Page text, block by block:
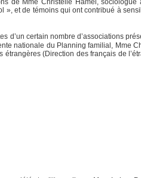
de Mme Christelle Hamel, sociologue
et de témoins qui ont contribué à
d’un certain nombre d’associations
nationale du Planning familial, Mme
(Direction des français de